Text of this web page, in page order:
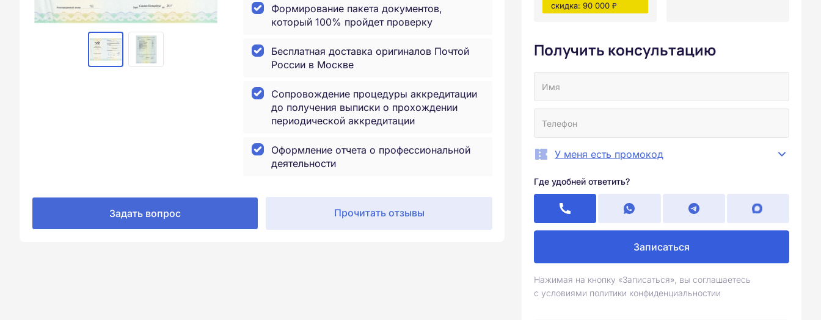
Формирование пакета документов,
который 100% пройдет проверку
Бесплатная доставка оригиналов Почтой
России в Москве
Сопровождение процедуры аккредитации
до получения выписки о прохождении
периодической аккредитации
Оформление отчета о профессиональной
деятельности
Задать вопрос Прочитать отзывы
скидка: 90 000 ₽
Получить консультацию
У меня есть промокод
Где удобней ответить?
Записаться
Нажимая на кнопку «Записаться», вы соглашаетесь
с условиями политики конфиденциальностии